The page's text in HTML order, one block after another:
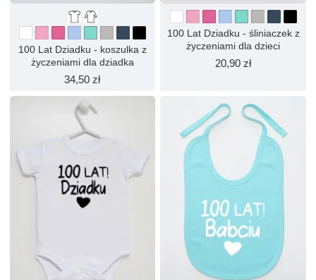
100 Lat Dziadku - koszulka z
życzeniami dla dziadka
34,50 zł
100 Lat Dziadku - śliniaczek z
życzeniami dla dzieci
20,90 zł